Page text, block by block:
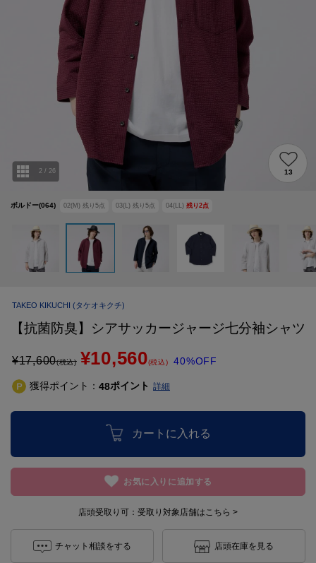
ボルドー(064) 02(M) 残り 5点 03(L) 残り 5点 04(LL) 残り 2点
2 / 26 13
TAKEO KIKUCHI (タケオキクチ)
【抗菌防臭】シアサッカージャージ七分袖シャツ
¥17,600(税込) ¥10,560(税込) 40%OFF
獲得ポイント： 48ポイント 詳細
カートに入れる
お気に入りに追加する
店頭受取り可： 受取り対象店舗はこちら >
チャット相談をする 店頭在庫を見る